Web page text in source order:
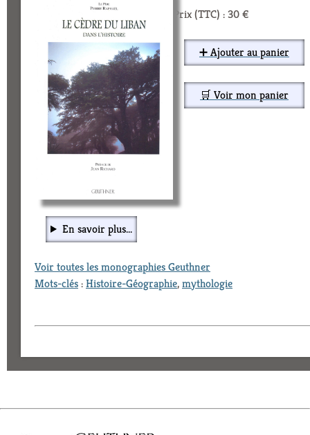
Prix (TTC) : 30 €
➕ Ajouter au panier
🛒 Voir mon panier
En savoir plus...
Voir toutes les monographies Geuthner
Mots-clés:Histoire-Géographie,mythologie